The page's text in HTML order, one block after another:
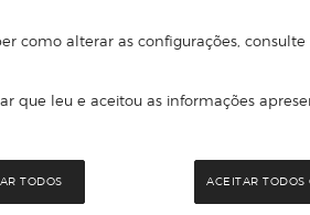
como alterar as configurações, consulte
que leu e aceitou as informações
TODOS ACEITAR TODOS